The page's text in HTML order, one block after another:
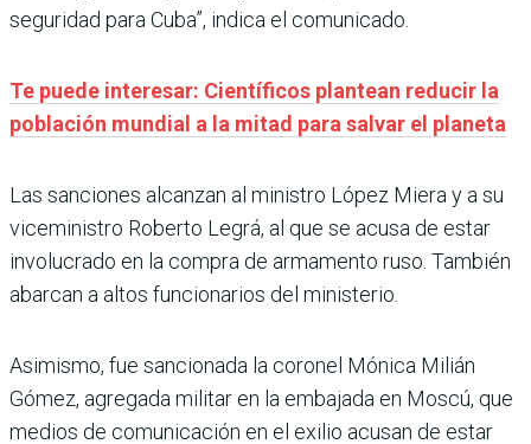
seguridad para Cuba”, indica el comunicado.
Te puede interesar: Científicos plantean reducir la
población mundial a la mitad para salvar el planeta
Las sanciones alcanzan al ministro López Miera y a su
viceministro Roberto Legrá, al que se acusa de estar
involucrado en la compra de armamento ruso. También
abarcan a altos funcionarios del ministerio.
Asimismo, fue sancionada la coronel Mónica Milián
Gómez, agregada militar en la embajada en Moscú, que
medios de comunicación en el exilio acusan de estar